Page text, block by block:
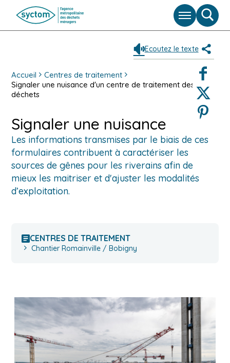
Menu
de
Ecoutez le texte
Twitter
Pinterest
Accueil
Centres de traitement
Signaler une nuisance d'un centre de traitement des
déchets
Signaler une nuisance
Les informations transmises par le biais de ces
formulaires contribuent à caractériser les
sources de gênes pour les riverains afin de
mieux les maitriser et d'ajuster les modalités
d’exploitation.
CENTRES DE TRAITEMENT
Chantier Romainville / Bobigny